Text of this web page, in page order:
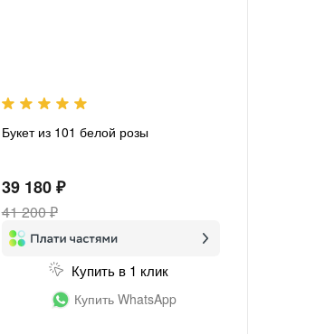
Букет из 101 белой розы
39 180 ₽
41 200 ₽
Купить в 1 клик
Купить WhatsApp